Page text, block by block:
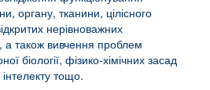
органу, тканини, цілісного
нерівноважних
також вивчення проблем
біології, фізико-хімічних засад
тощо.